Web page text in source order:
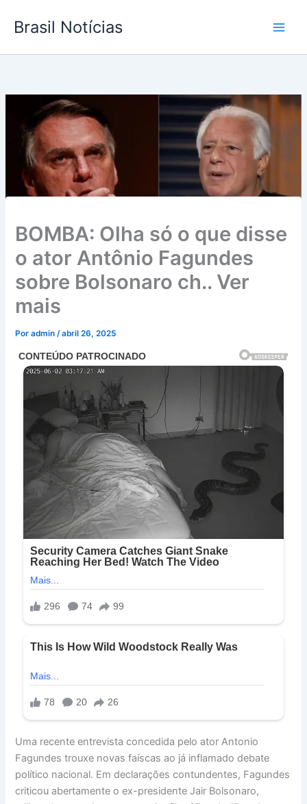
para
conteúdo
Brasil Notícias
BOMBA: Olha só o que disse
o ator Antônio Fagundes
sobre Bolsonaro ch.. Ver
mais
Poradmin /abril 26, 2025
Uma recente entrevista concedida pelo ator Antonio
Fagundes trouxe novas faíscas ao já inflamado debate
político nacional. Em declarações contundentes, Fagundes
criticou abertamente o ex-presidente Jair Bolsonaro,